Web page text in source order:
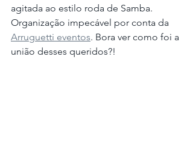
agitada ao estilo roda de Samba.
Organização impecável por conta da
Arruguetti eventos. Bora ver como foi a
união desses queridos?!